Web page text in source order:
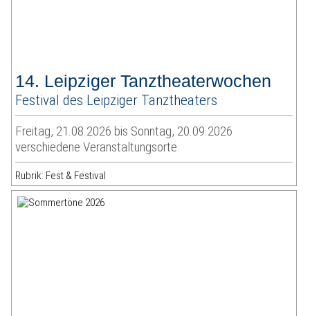
14. Leipziger Tanztheaterwochen
Festival des Leipziger Tanztheaters
Freitag, 21.08.2026 bis Sonntag, 20.09.2026
verschiedene Veranstaltungsorte
Rubrik: Fest & Festival